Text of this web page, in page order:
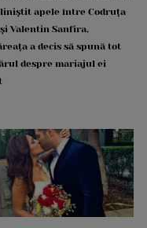
apele între Codruța
Valentin Sanfira,
a decis să spună tot
despre mariajul ei